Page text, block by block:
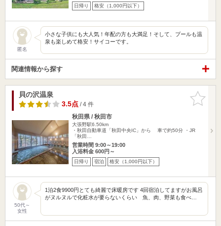
日帰り 格安（1,000円以下）
匿名
小さな子供にも大人気！年配の方も大満足！そして、プールも温
泉も楽しめて格安！サイコーです。
関連情報から探す
お気に入
りに追加
貝の沢温泉
3.5点/ 4 件
秋田県 / 秋田市
大張野駅6.50km
・秋田自動車道「秋田中央IC」から 車で約50分 ・JR
「秋田…
営業時間 9:00～19:00
入浴料金 600円～
日帰り 宿泊 格安（1,000円以下）
50代～
女性
1泊2食9900円とても綺麗で床暖房です 4回宿泊してますがお風呂
がヌルヌルで化粧水が要らないくらい 魚、肉、野菜も食べ…